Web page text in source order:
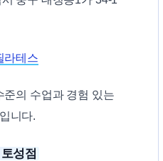
라테스
준의 수업과 경험 있는
니다.
성점